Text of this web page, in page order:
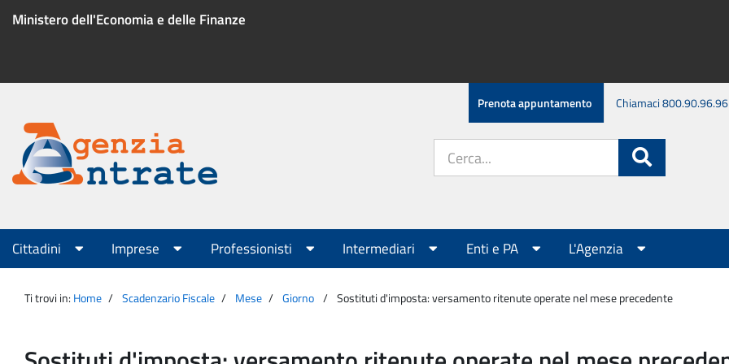
Ministero dell'Economia e delle Finanze
Menu
servizio
Prenota appuntamento Chiamaci 800.90.96.96
Agenzia
Entrate
sito:
Menu
principale
Cittadini Imprese Professionisti Intermediari Enti e PA L'Agenzia
Ti trovi in: Home Scadenzario Fiscale Mese Giorno Sostituti d'imposta: versamento ritenute operate nel mese precedente